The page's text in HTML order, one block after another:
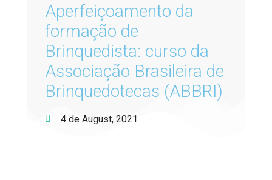
Aperfeiçoamento da
formação de
Brinquedista: curso da
Associação Brasileira de
Brinquedotecas (ABBRI)
4 de August, 2021